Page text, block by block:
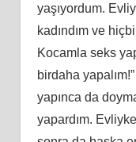
yaşıyordum.
kadındım ve
Kocamla seks
birdaha
yapınca da
yapardım.